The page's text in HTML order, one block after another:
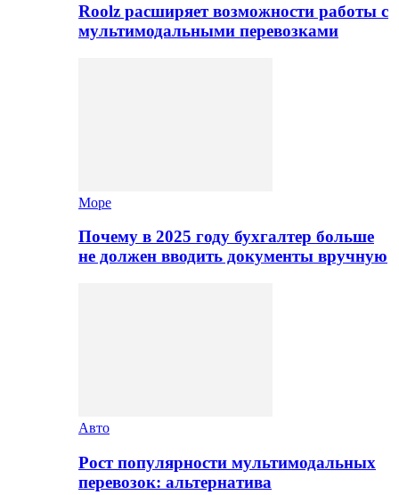
Roolz расширяет возможности работы с
мультимодальными перевозками
Море
Почему в 2025 году бухгалтер больше
не должен вводить документы вручную
Авто
Рост популярности мультимодальных
перевозок: альтернатива